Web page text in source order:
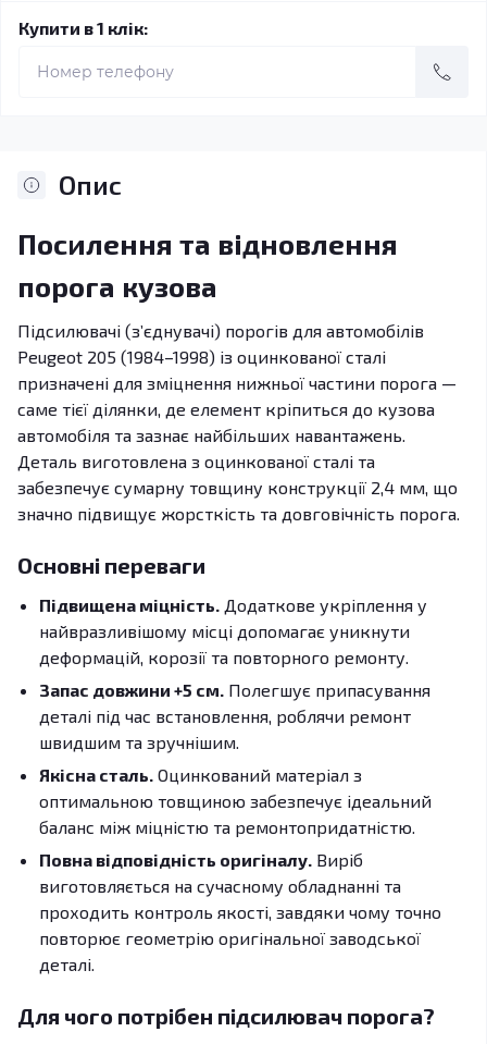
Купити в 1 клік:
Опис
Посилення та відновлення
порога кузова
Підсилювачі (з’єднувачі) порогів для автомобілів
Peugeot 205 (1984–1998) із оцинкованої сталі
призначені для зміцнення нижньої частини порога —
саме тієї ділянки, де елемент кріпиться до кузова
автомобіля та зазнає найбільших навантажень.
Деталь виготовлена з оцинкованої сталі та
забезпечує сумарну товщину конструкції 2,4 мм, що
значно підвищує жорсткість та довговічність порога.
Основні переваги
Підвищена міцність. Додаткове укріплення у
найвразливішому місці допомагає уникнути
деформацій, корозії та повторного ремонту.
Запас довжини +5 см. Полегшує припасування
деталі під час встановлення, роблячи ремонт
швидшим та зручнішим.
Якісна сталь. Оцинкований матеріал з
оптимальною товщиною забезпечує ідеальний
баланс між міцністю та ремонтопридатністю.
Повна відповідність оригіналу. Виріб
виготовляється на сучасному обладнанні та
проходить контроль якості, завдяки чому точно
повторює геометрію оригінальної заводської
деталі.
Для чого потрібен підсилювач порога?